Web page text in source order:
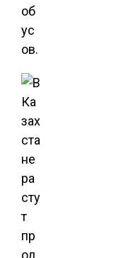
об
ус
ов.